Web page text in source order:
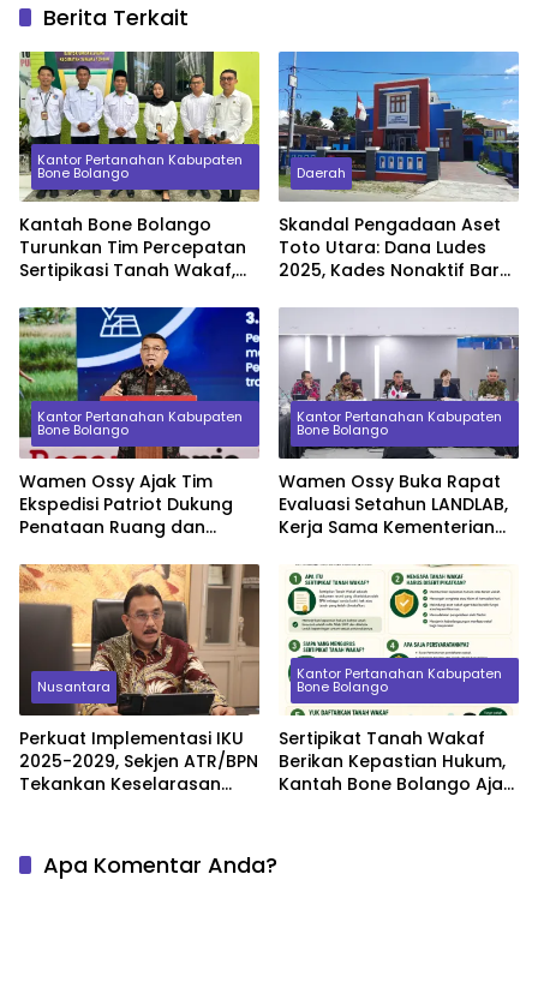
Berita Terkait
Kantor Pertanahan Kabupaten
Bone Bolango
Kantah Bone Bolango
Turunkan Tim Percepatan
Sertipikasi Tanah Wakaf,
KUA
Daerah
Skandal Pengadaan Aset
Toto Utara: Dana Ludes
2025, Kades Nonaktif Baru
Spesifikasi di 2026
Kantor Pertanahan Kabupaten
Bone Bolango
Wamen Ossy Ajak Tim
Ekspedisi Patriot Dukung
Penataan Ruang dan
Pertanahan di Kawasan
Transmigrasi
Kantor Pertanahan Kabupaten
Bone Bolango
Wamen Ossy Buka Rapat
Evaluasi Setahun LANDLAB,
Kerja Sama Kementerian
Nusantara
Perkuat Implementasi IKU
2025-2029, Sekjen ATR/BPN
Tekankan Keselarasan
Kantor Pertanahan Kabupaten
Bone Bolango
Sertipikat Tanah Wakaf
Berikan Kepastian Hukum,
Kantah Bone Bolango Ajak
Apa Komentar Anda?